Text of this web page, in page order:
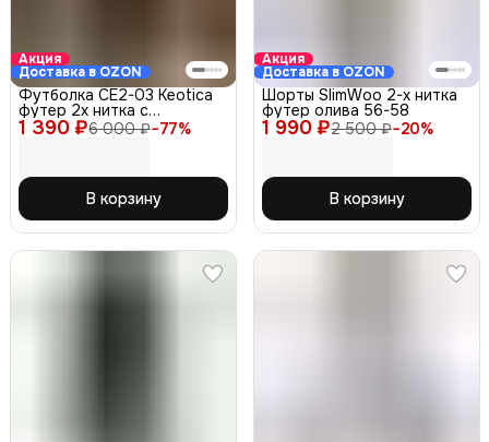
Акция
Доставка в OZON
1 390 ₽6 000 ₽−77%
Футболка СЕ2-03 Keotica
футер 2х нитка с
треугольником серая 52-
54
В корзину
Акция
Доставка в OZON
1 990 ₽2 500 ₽−20%
Шорты SlimWoo 2-х нитка
футер олива 56-58
В корзину